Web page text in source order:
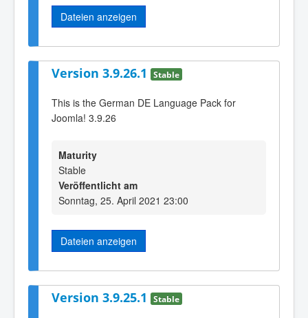
Dateien anzeigen
Version 3.9.26.1 Stable
This is the German DE Language Pack for
Joomla! 3.9.26
Maturity
Stable
Veröffentlicht am
Sonntag, 25. April 2021 23:00
Dateien anzeigen
Version 3.9.25.1 Stable